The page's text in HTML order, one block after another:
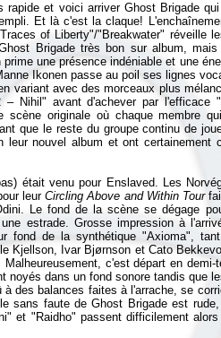
rapide et voici arriver Ghost Brigade
Et là c'est la claque!
of Liberty"/"Breakwater" réveille
Brigade très bon sur album,
une présence indéniable et une
Ikonen passe au poil ses lignes
variant avec des morceaux plus
Nihil" avant d'achever par l'efficace
scène originale où chaque membre
que le reste du groupe continu de
leur nouvel album et ont certainement
était venu pour Enslaved. Les
leurCircling Above and Within Tour
Le fond de la scène se dégage
estrade. Grosse impression à
fond de la synthétique "Axioma",
Kjellson, Ivar Bjørnson et Cato
c'est départ en
noyés dans un fond sonore tandis que
des balances faites à l'arrache, se
sans faute de Ghost Brigade est
et "Raidho" passent difficilement